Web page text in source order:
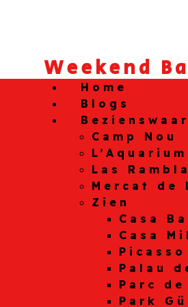
Weekend
Home
Blogs
Camp Nou
L’Aquarium
Las
Mercat de
Zien
Casa
Casa
Picasso
Palau
Parc
Park